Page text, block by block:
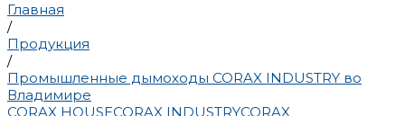
Главная
/
Продукция
/
Промышленные дымоходы CORAX INDUSTRY во
Владимире
CORAX HOUSECORAX INDUSTRYCORAX